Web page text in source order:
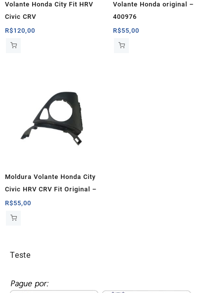
Volante Honda City Fit HRV
Civic CRV
R$120,00
Volante Honda original –
400976
R$55,00
Moldura Volante Honda City
Civic HRV CRV Fit Original –
R$55,00
Teste